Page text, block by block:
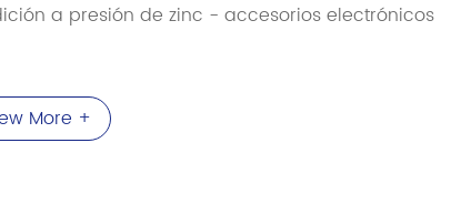
a presión de zinc - accesorios electrónicos
More +